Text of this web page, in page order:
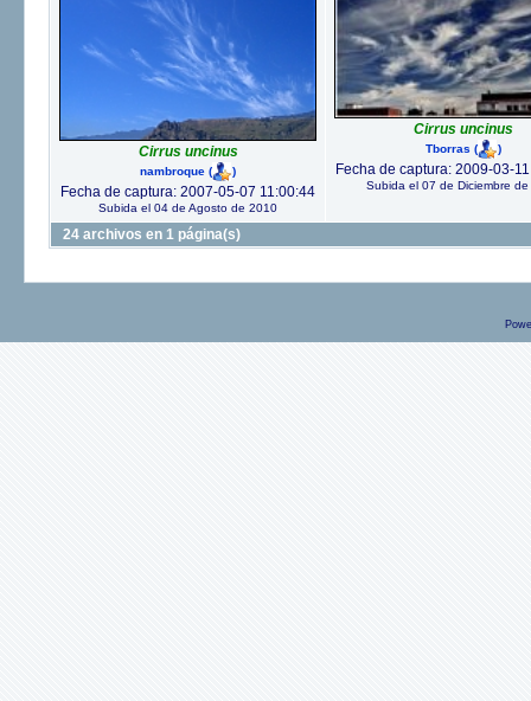
Cirrus uncinus
nambroque ( )
Fecha de captura: 2007-05-07 11:00:44
Subida el 04 de Agosto de 2010
Cirrus uncinus
Tborras ( )
Fecha de captura: 2009-03-
Subida el 07 de Diciembre
24 archivos en 1 página(s)